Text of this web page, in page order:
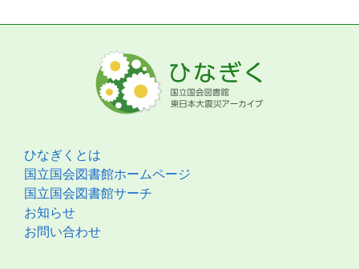
ひなぎくとは
国立国会図書館ホームページ
国立国会図書館サーチ
お知らせ
お問い合わせ